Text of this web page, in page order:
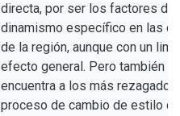
directa, por ser los factores de
dinamismo específico en las
de la región, aunque con un
efecto general. Pero también
encuentra a los más
proceso de cambio de estilo de